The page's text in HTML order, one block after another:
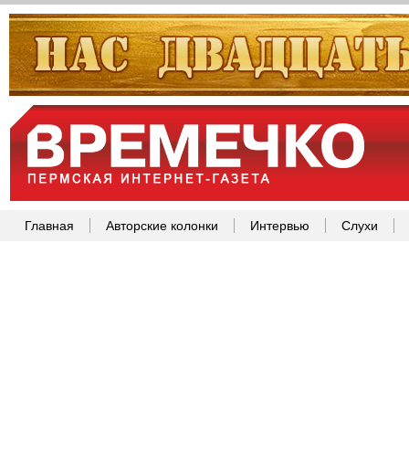
Главная Авторские колонки Интервью Слухи